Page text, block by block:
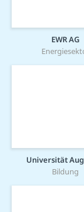
EWR AG
Universität
Bildung